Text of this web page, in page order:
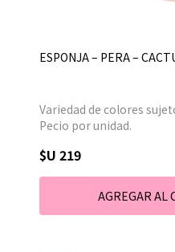
ESPONJA – PERA –
Variedad de colores
Pecio por unidad.
$U 219